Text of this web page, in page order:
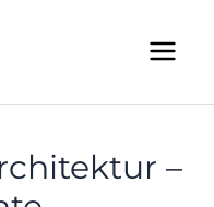
Main
Menu
–